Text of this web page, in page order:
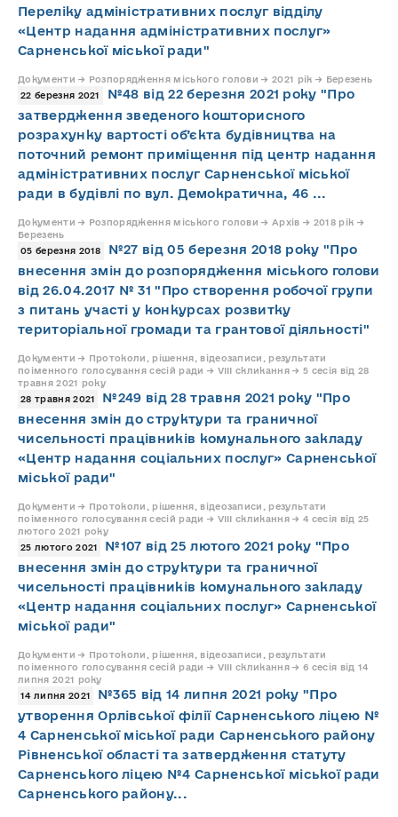
Переліку адміністративних послуг відділу
«Центр надання адміністративних послуг»
Сарненської міської ради"
Документи → Розпорядження міського голови → 2021 рік → Березень
22 березня 2021
№48 від 22 березня 2021 року "Про
затвердження зведеного кошторисного
розрахунку вартості об’єкта будівництва на
поточний ремонт приміщення під центр надання
адміністративних послуг Сарненської міської
ради в будівлі по вул. Демократична, 46 ...
Документи → Розпорядження міського голови → Архів → 2018 рік →
Березень
05 березня 2018
№27 від 05 березня 2018 року "Про
внесення змін до розпорядження міського голови
від 26.04.2017 № 31 "Про створення робочої групи
з питань участі у конкурсах розвитку
територіальної громади та грантової діяльності"
Документи → Протоколи, рішення, відеозаписи, результати
поіменного голосування сесій ради → VIII скликання → 5 сесія від 28
травня 2021 року
28 травня 2021
№249 від 28 травня 2021 року "Про
внесення змін до структури та граничної
чисельності працівників комунального закладу
«Центр надання соціальних послуг» Сарненської
міської ради"
Документи → Протоколи, рішення, відеозаписи, результати
поіменного голосування сесій ради → VIII скликання → 4 сесія від 25
лютого 2021 року
25 лютого 2021
№107 від 25 лютого 2021 року "Про
внесення змін до структури та граничної
чисельності працівників комунального закладу
«Центр надання соціальних послуг» Сарненської
міської ради"
Документи → Протоколи, рішення, відеозаписи, результати
поіменного голосування сесій ради → VIII скликання → 6 сесія від 14
липня 2021 року
14 липня 2021
№365 від 14 липня 2021 року "Про
утворення Орлівської філії Сарненського ліцею №
4 Сарненської міської ради Сарненського району
Рівненської області та затвердження статуту
Сарненського ліцею №4 Сарненської міської ради
Сарненського району...